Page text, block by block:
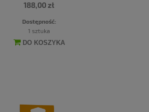
188,00 zł
Dostępność:
1 sztuka
DO KOSZYKA